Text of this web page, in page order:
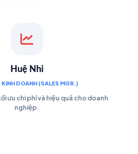
Huệ Nhi
KINH DOANH (SALES MGR.)
ưu chi phí và hiệu quả cho doanh
nghiệp.